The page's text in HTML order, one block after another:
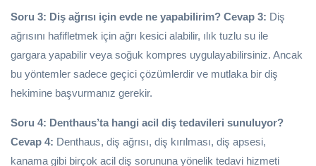
Soru 3: Diş ağrısı için evde ne yapabilirim? Cevap 3: Diş
ağrısını hafifletmek için ağrı kesici alabilir, ılık tuzlu su ile
gargara yapabilir veya soğuk kompres uygulayabilirsiniz. Ancak
bu yöntemler sadece geçici çözümlerdir ve mutlaka bir diş
hekimine başvurmanız gerekir.
Soru 4: Denthaus’ta hangi acil diş tedavileri sunuluyor?
Cevap 4: Denthaus, diş ağrısı, diş kırılması, diş apsesi,
kanama gibi birçok acil diş sorununa yönelik tedavi hizmeti